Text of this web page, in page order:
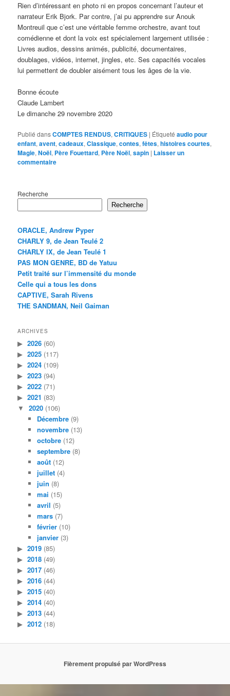
Rien d’intéressant en photo ni en propos concernant l’auteur et
narrateur Erik Bjork. Par contre, j’ai pu apprendre sur Anouk
Montreuil que c’est une véritable femme orchestre, avant tout
comédienne et dont la voix est spécialement largement utilisée :
Livres audios, dessins animés, publicité, documentaires,
doublages, vidéos, internet, jingles, etc. Ses capacités vocales
lui permettent de doubler aisément tous les âges de la vie.
Bonne écoute
Claude Lambert
Le dimanche 29 novembre 2020
Publié dansCOMPTES RENDUS,CRITIQUES | Étiqueté audio pour
enfant,avent,cadeaux,Classique,contes,fêtes,histoires courtes,
Magie,Noël, Père Fouettard, Père Noël,sapin | Laisser un
commentaire
Recherche
Recherche
ORACLE, Andrew Pyper
CHARLY 9, de Jean Teulé 2
CHARLY IX, de Jean Teulé 1
PAS MON GENRE, BD de Yatuu
Petit traité sur l’immensité du monde
Celle qui a tous les dons
CAPTIVE, Sarah Rivens
THE SANDMAN, Neil Gaiman
ARCHIVES
2026 (60)
2025 (117)
2024 (109)
2023 (94)
2022 (71)
2021 (83)
2020 (106)
Décembre(9)
novembre(13)
octobre(12)
septembre(8)
août(12)
juillet(4)
juin (8)
mai (15)
avril (5)
mars(7)
février(10)
janvier(3)
2019 (85)
2018 (49)
2017 (46)
2016 (44)
2015 (40)
2014 (40)
2013 (44)
2012 (18)
Fièrement propulsé par WordPress